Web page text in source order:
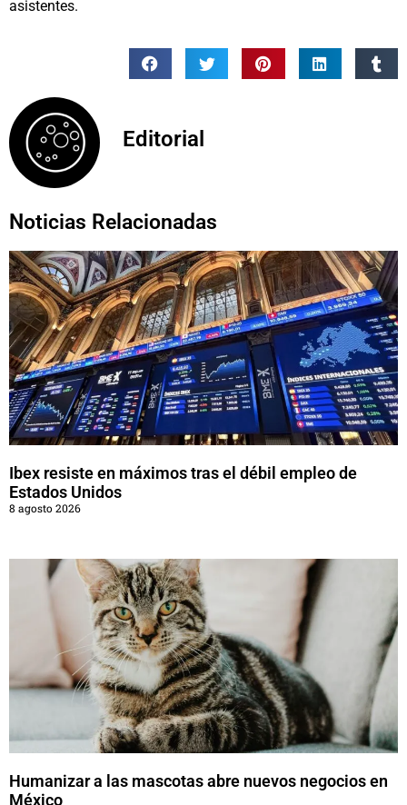
asistentes.
Editorial
Noticias Relacionadas
Ibex resiste en máximos tras el débil empleo de
Estados Unidos
8 agosto 2026
Humanizar a las mascotas abre nuevos negocios en
México